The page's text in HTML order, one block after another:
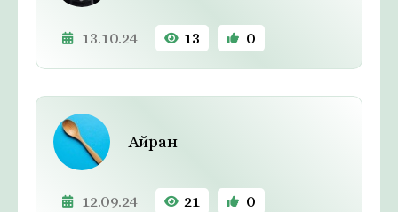
13.10.24 13 0
Айран
12.09.24 21 0